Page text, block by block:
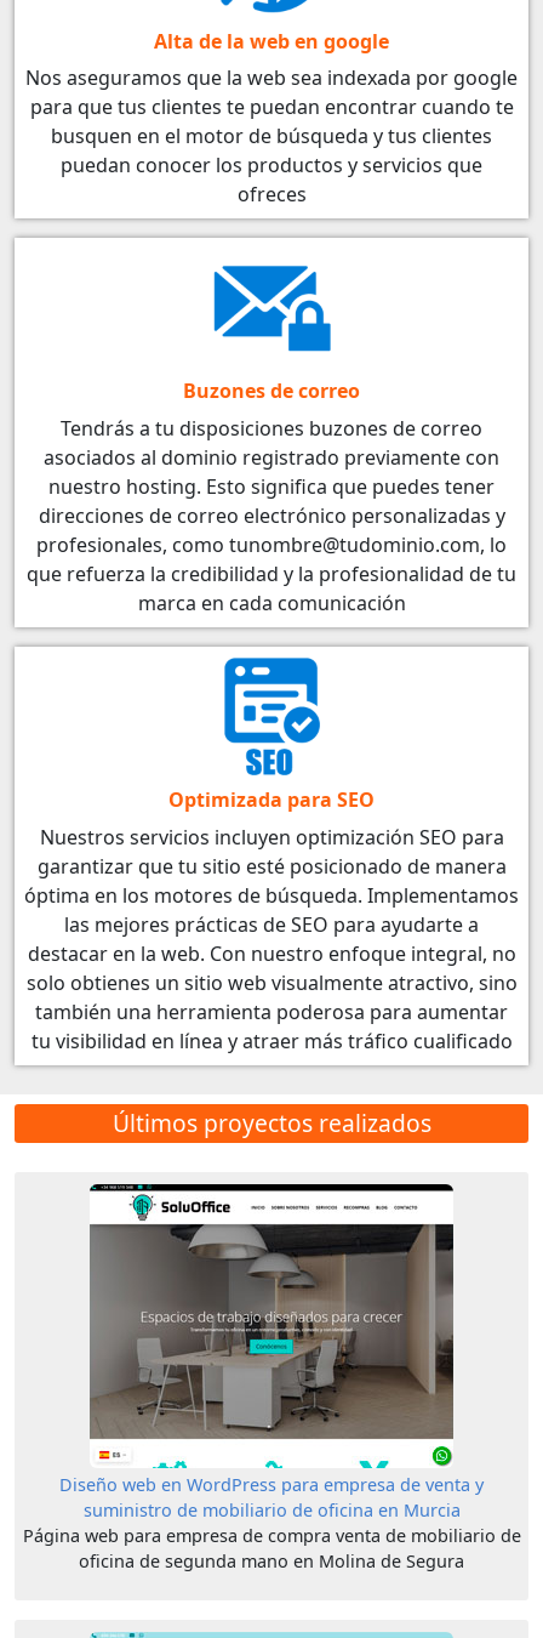
Alta de la web en google
Nos aseguramos que la web sea indexada por google
para que tus clientes te puedan encontrar cuando te
busquen en el motor de búsqueda y tus clientes
puedan conocer los productos y servicios que
ofreces
Buzones de correo
Tendrás a tu disposiciones buzones de correo
asociados al dominio registrado previamente con
nuestro hosting. Esto significa que puedes tener
direcciones de correo electrónico personalizadas y
profesionales, como tunombre@tudominio.com, lo
que refuerza la credibilidad y la profesionalidad de tu
marca en cada comunicación
Optimizada para SEO
Nuestros servicios incluyen optimización SEO para
garantizar que tu sitio esté posicionado de manera
óptima en los motores de búsqueda. Implementamos
las mejores prácticas de SEO para ayudarte a
destacar en la web. Con nuestro enfoque integral, no
solo obtienes un sitio web visualmente atractivo, sino
también una herramienta poderosa para aumentar
tu visibilidad en línea y atraer más tráfico cualificado
Últimos proyectos realizados
Diseño web en WordPress para empresa de venta y
suministro de mobiliario de oficina en Murcia
Página web para empresa de compra venta de mobiliario de
oficina de segunda mano en Molina de Segura